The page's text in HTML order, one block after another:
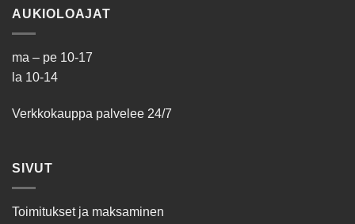
AUKIOLOAJAT
ma – pe 10-17
la 10-14
Verkkokauppa palvelee 24/7
SIVUT
Toimitukset ja maksaminen